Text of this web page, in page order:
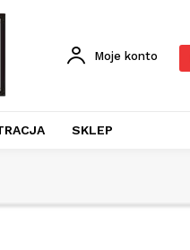
Moje konto
SKLEP